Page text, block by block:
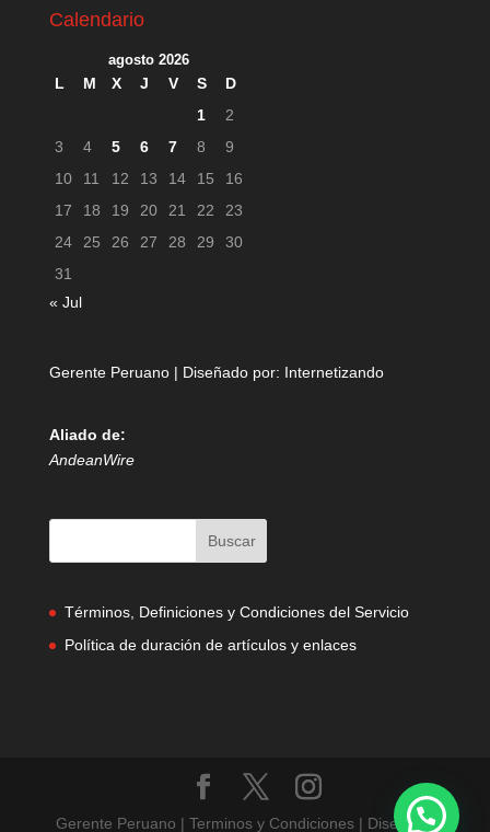
Calendario
agosto 2026
L M X J V S
D
1
2
3
4 5 6 7 8
9
10
11 12 13 14 15
16
17
18 19 20 21 22
23
24
25 26 27 28 29
30
31
« Jul
Gerente Peruano | Diseñado por: Internetizando
Aliado de:
AndeanWire
Términos, Definiciones y Condiciones del Servicio
Política de duración de artículos y enlaces
Gerente Peruano | Terminos y Condiciones | Diseñado